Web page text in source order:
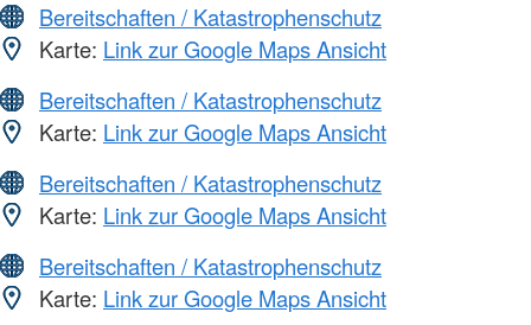
Bereitschaften / Katastrophenschutz
Karte: Link zur Google Maps Ansicht
Bereitschaften / Katastrophenschutz
Karte: Link zur Google Maps Ansicht
Bereitschaften / Katastrophenschutz
Karte: Link zur Google Maps Ansicht
Bereitschaften / Katastrophenschutz
Karte: Link zur Google Maps Ansicht